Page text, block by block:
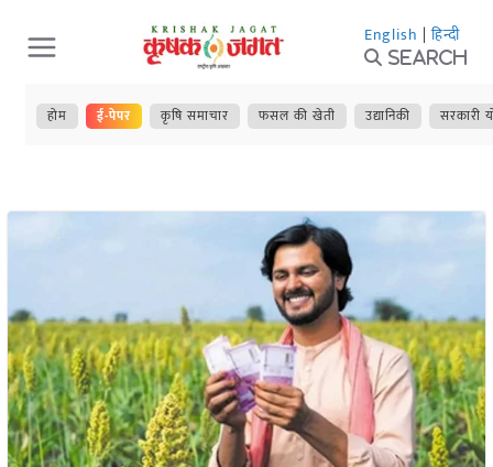
Skip
to
content
English | हिन्दी
Search
होम ई-पेपर कृषि समाचार फसल की खेती उद्यानिकी सरकारी